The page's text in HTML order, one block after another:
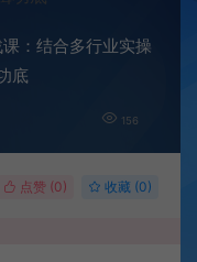
：结合多行业实操
底
156
点赞 (0) 收藏 (0)